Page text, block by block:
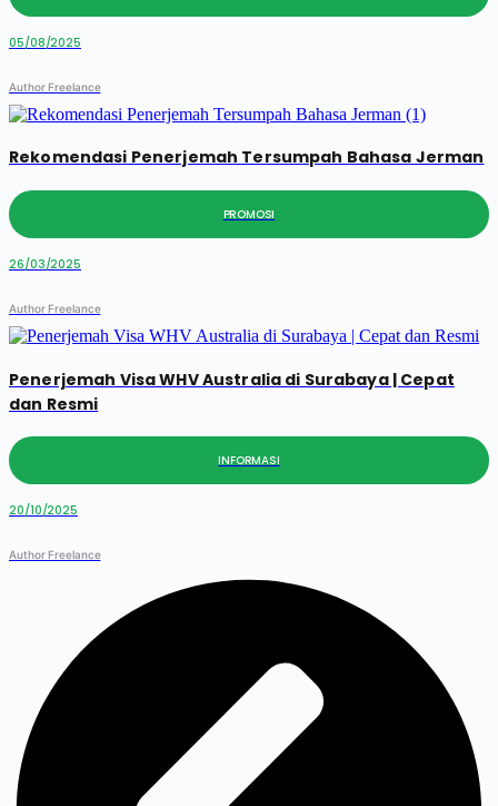
05/08/2025
Author Freelance
Rekomendasi Penerjemah Tersumpah Bahasa Jerman
PROMOSI
26/03/2025
Author Freelance
Penerjemah Visa WHV Australia di Surabaya | Cepat
dan Resmi
INFORMASI
20/10/2025
Author Freelance